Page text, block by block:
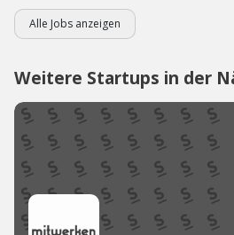
Alle Jobs anzeigen
Weitere Startups in der